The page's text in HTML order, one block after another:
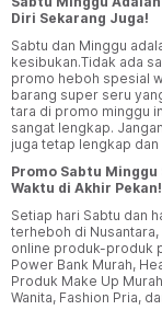
Diri Sekarang Juga!
Sabtu dan Minggu
kesibukan.Tidak ada
promo heboh spesial
barang super seru
tara di promo minggu
sangat lengkap.
juga tetap lengkap dan
Promo Sabtu
Waktu di Akhir Pekan!
Setiap hari Sabtu dan
terheboh di Nusantara,
online produk-produk
Power Bank Murah,
Produk Make Up
Wanita, Fashion Pria,